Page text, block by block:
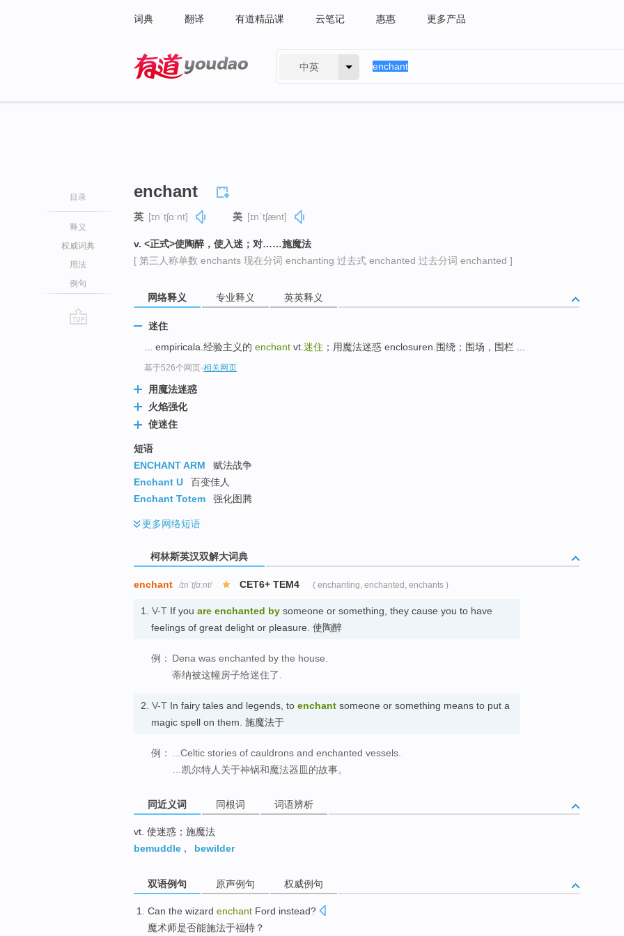
词典 翻译 有道精品课 云笔记 惠惠 更多产品
中英
目录
释义
权威词典
用法
例句
enchant
英 [ɪnˈtʃɑːnt] 美 [ɪnˈtʃænt]
v. <正式>使陶醉，使入迷；对……施魔法
[ 第三人称单数 enchants 现在分词 enchanting 过去式 enchanted 过去分词 enchanted ]
网络释义 专业释义 英英释义
迷住
... empiricala.经验主义的 enchant vt. 迷住 ；用魔法迷惑 enclosuren.围绕；围场，围栏 ...
基于526个网页-相关网页
用魔法迷惑
火焰强化
使迷住
短语
ENCHANT ARM
赋法战争
Enchant U
百变佳人
Enchant Totem
强化图腾
更多网络短语
柯林斯英汉双解大词典
enchant /ɪnˈtʃɑːnt/ CET6+ TEM4 ( enchanting, enchanted, enchants )
1. V-T If you are enchanted by someone or something, they cause you to have
feelings of great delight or pleasure. 使陶醉
例： Dena was enchanted by the house.
蒂纳被这幢房子给迷住了.
2. V-T In fairy tales and legends, to enchant someone or something means to put a
magic spell on them. 施魔法于
例：
...Celtic stories of cauldrons and enchanted vessels.
…凯尔特人关于神锅和魔法器皿的故事。
同近义词 同根词 词语辨析
vt. 使迷惑；施魔法
bemuddle , bewilder
双语例句 原声例句 权威例句
Can the wizard enchant Ford instead?
魔术师是否能施法于福特？